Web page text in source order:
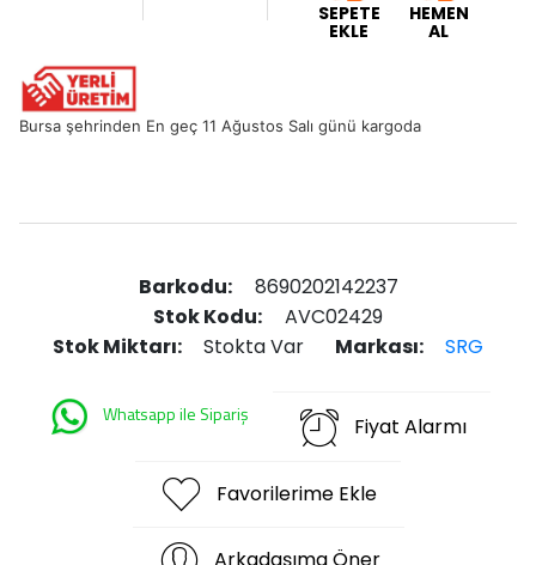
SEPETE
EKLE
HEMEN
AL
Bursa şehrinden En geç 11 Ağustos Salı günü kargoda
Barkodu:
8690202142237
Stok Kodu:
AVC02429
Stok Miktarı:
Stokta Var Markası: SRG
Whatsapp ile Sipariş Fiyat Alarmı
Favorilerime Ekle